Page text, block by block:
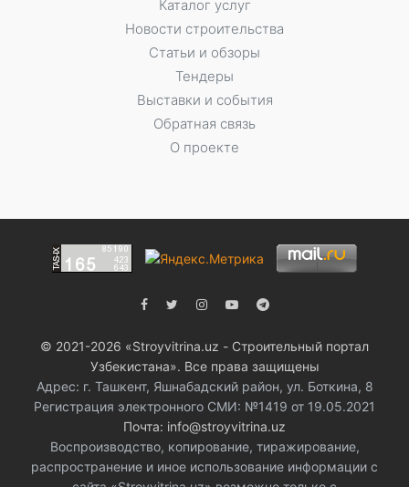
Каталог услуг
Новости строительства
Статьи и обзоры
Тендеры
Выставки и события
Обратная связь
О проекте
© 2021-2026 «Stroyvitrina.uz - Строительный портал
Узбекистана». Все права защищены
Адрес: г. Ташкент, Яшнабадский район, ул. Боткина, 8
Регистрация электронного СМИ: №1419 от 19.05.2021
Почта: info@stroyvitrina.uz
Воспроизводство, копирование, тиражирование,
распространение и иное использование информации с